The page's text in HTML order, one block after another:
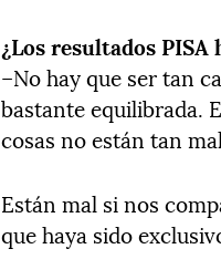
¿Los resultados
–No hay que ser tan
bastante equilibrada.
cosas no están tan
Están mal si nos
que haya sido